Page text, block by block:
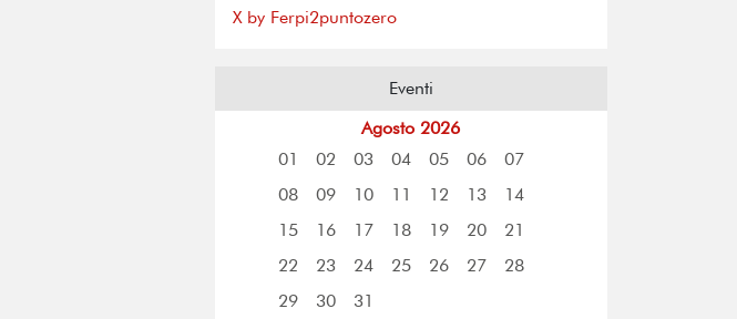
X by Ferpi2puntozero
Eventi
Agosto 2026
01
02 03 04 05 06
07
08
09 10 11 12 13
14
15
16 17 18 19 20
21
22
23 24 25 26 27
28
29
30 31